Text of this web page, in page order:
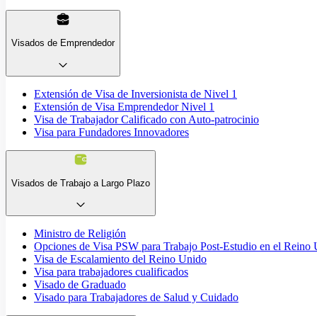
Visados de Emprendedor
Extensión de Visa de Inversionista de Nivel 1
Extensión de Visa Emprendedor Nivel 1
Visa de Trabajador Calificado con Auto-patrocinio
Visa para Fundadores Innovadores
Visados de Trabajo a Largo Plazo
Ministro de Religión
Opciones de Visa PSW para Trabajo Post-Estudio en el Reino
Visa de Escalamiento del Reino Unido
Visa para trabajadores cualificados
Visado de Graduado
Visado para Trabajadores de Salud y Cuidado